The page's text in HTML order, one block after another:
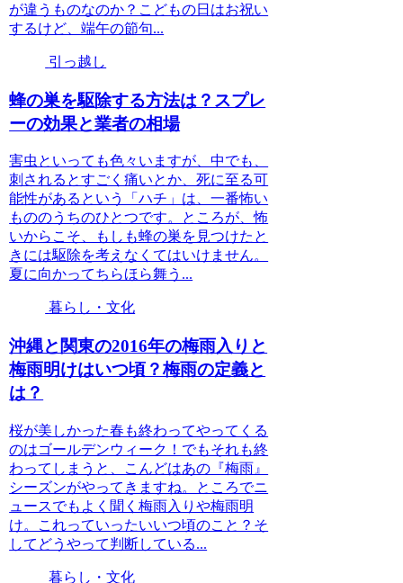
が違うものなのか？こどもの日はお祝い
するけど、端午の節句...
引っ越し
蜂の巣を駆除する方法は？スプレ
ーの効果と業者の相場
害虫といっても色々いますが、中でも、
刺されるとすごく痛いとか、死に至る可
能性があるという「ハチ」は、一番怖い
もののうちのひとつです。ところが、怖
いからこそ、もしも蜂の巣を見つけたと
きには駆除を考えなくてはいけません。
夏に向かってちらほら舞う...
暮らし・文化
沖縄と関東の2016年の梅雨入りと
梅雨明けはいつ頃？梅雨の定義と
は？
桜が美しかった春も終わってやってくる
のはゴールデンウィーク！でもそれも終
わってしまうと、こんどはあの『梅雨』
シーズンがやってきますね。ところでニ
ュースでもよく聞く梅雨入りや梅雨明
け。これっていったいいつ頃のこと？そ
してどうやって判断している...
暮らし・文化